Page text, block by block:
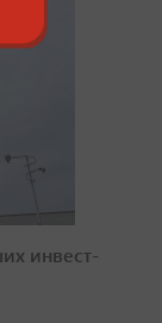
инвест-